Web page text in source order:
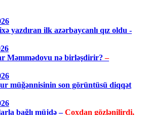
yazdıran ilk azərbaycanlı qız oldu -
Məmmədovu nə birləşdirir?–
müğənnisinin son görüntüsü diqqət
bağlı müjdə –Çoxdan gözlənilirdi,